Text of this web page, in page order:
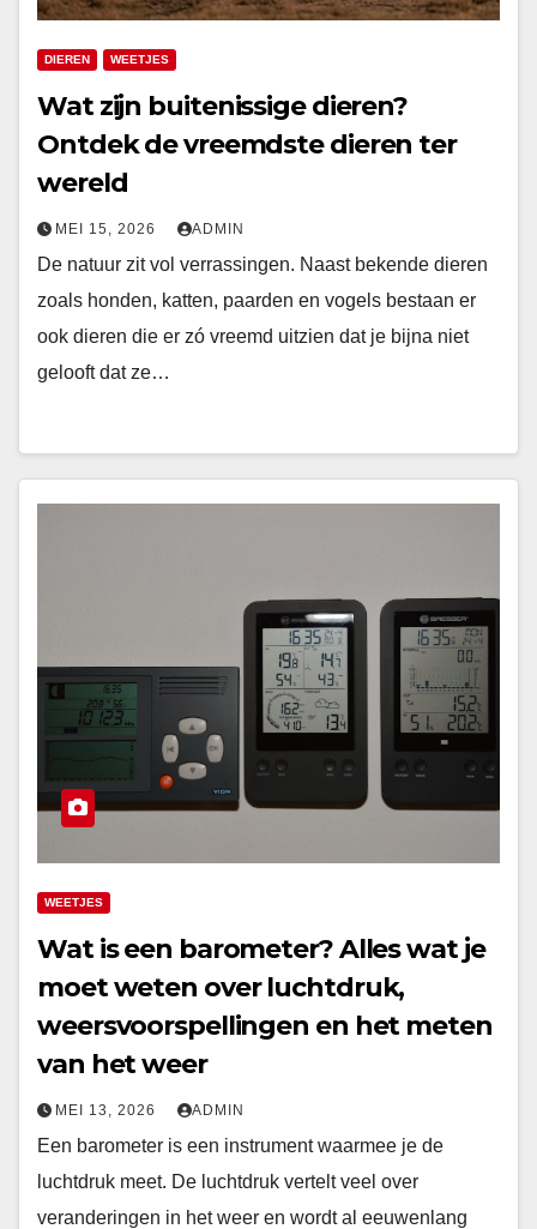
DIEREN WEETJES
Wat zijn buitenissige dieren?
Ontdek de vreemdste dieren ter
wereld
MEI 15, 2026 ADMIN
De natuur zit vol verrassingen. Naast bekende dieren
zoals honden, katten, paarden en vogels bestaan er
ook dieren die er zó vreemd uitzien dat je bijna niet
gelooft dat ze…
WEETJES
Wat is een barometer? Alles wat je
moet weten over luchtdruk,
weersvoorspellingen en het meten
van het weer
MEI 13, 2026 ADMIN
Een barometer is een instrument waarmee je de
luchtdruk meet. De luchtdruk vertelt veel over
veranderingen in het weer en wordt al eeuwenlang